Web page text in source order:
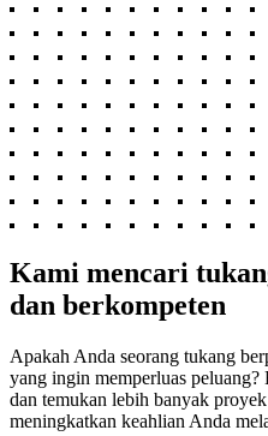
Kami mencari
dan berkompeten
Apakah Anda seorang tukang
yang ingin memperluas
dan temukan lebih banyak
meningkatkan keahlian Anda